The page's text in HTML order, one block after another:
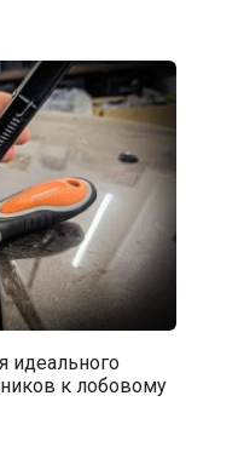
идеального
к лобовому